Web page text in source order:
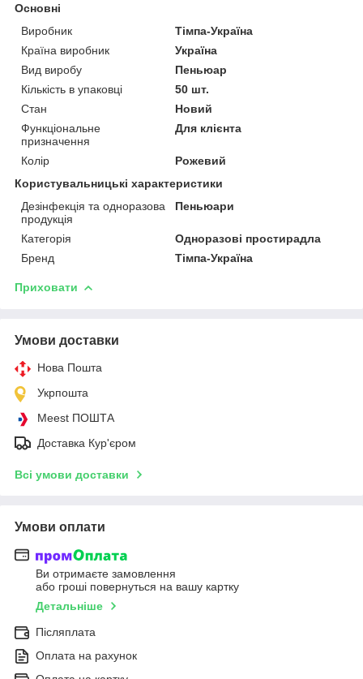
Основні
Виробник
Тімпа-Україна
Країна виробник
Україна
Вид виробу
Пеньюар
Кількість в упаковці
50 шт.
Стан
Новий
Функціональне
призначення
Для клієнта
Колір
Рожевий
Користувальницькі характеристики
Дезінфекція та одноразова
продукція
Пеньюари
Категорія
Одноразові простирадла
Бренд
Тімпа-Україна
Приховати
Умови доставки
Нова Пошта
Укрпошта
Meest ПОШТА
Доставка Кур'єром
Всі умови доставки
Умови оплати
Ви отримаєте замовлення
або гроші повернуться на вашу картку
Детальніше
Післяплата
Оплата на рахунок